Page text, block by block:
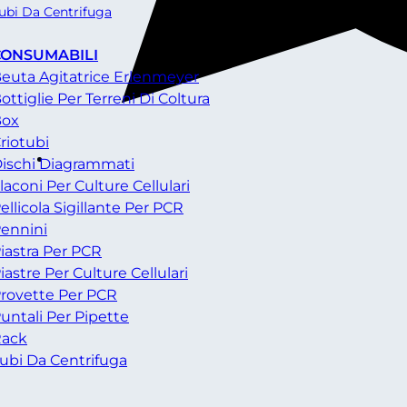
Da Centrifuga
Agitatrice Erlenmeyer
Per Terreni Di Coltura
Diagrammati
Per Culture Cellulari
Sigillante Per PCR
Per PCR
Per Culture Cellulari
Per PCR
Per Pipette
Da Centrifuga